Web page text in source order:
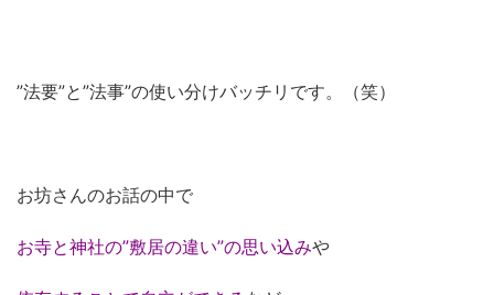
”法要”と”法事”の使い分けバッチリです。（笑）
お坊さんのお話の中で
お寺と神社の”敷居の違い”の思い込みや